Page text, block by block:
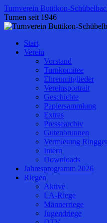
Zum
Inhalt
springen
Turnverein Buttikon-
Turnen seit 1946
Start
Verein
Vorstand
Turnkomitee
Ehrenmitglieder
Vereinsportrait
Geschichte
Papiersammlung
Extras
Pressearchiv
Gutenbrunnen
Vermietung
Intern
Downloads
Jahresprogramm 2026
Riegen
Aktive
LA-Riege
Männerriege
Jugendriege